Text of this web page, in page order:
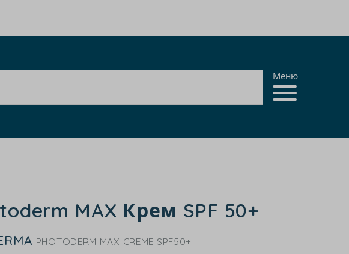
Меню
MAX Крем SPF 50+
PHOTODERM MAX CREME SPF50+